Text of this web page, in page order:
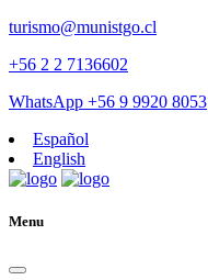
turismo@munistgo.cl
+56 2 2 7136602
WhatsApp +56 9 9920 8053
Español
English
Menu